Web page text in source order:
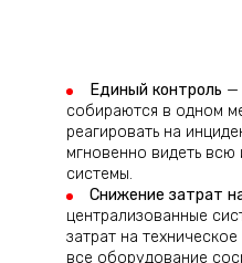
Единый контроль —
собираются в одном
реагировать на
мгновенно видеть
системы.
Снижение затрат
централизованные
затрат на
все оборудование